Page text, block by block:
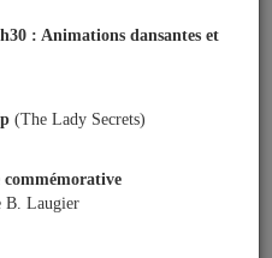
: Animations dansantes et
(The Lady Secrets)
B. Laugier
de l'été se vivent au bord de